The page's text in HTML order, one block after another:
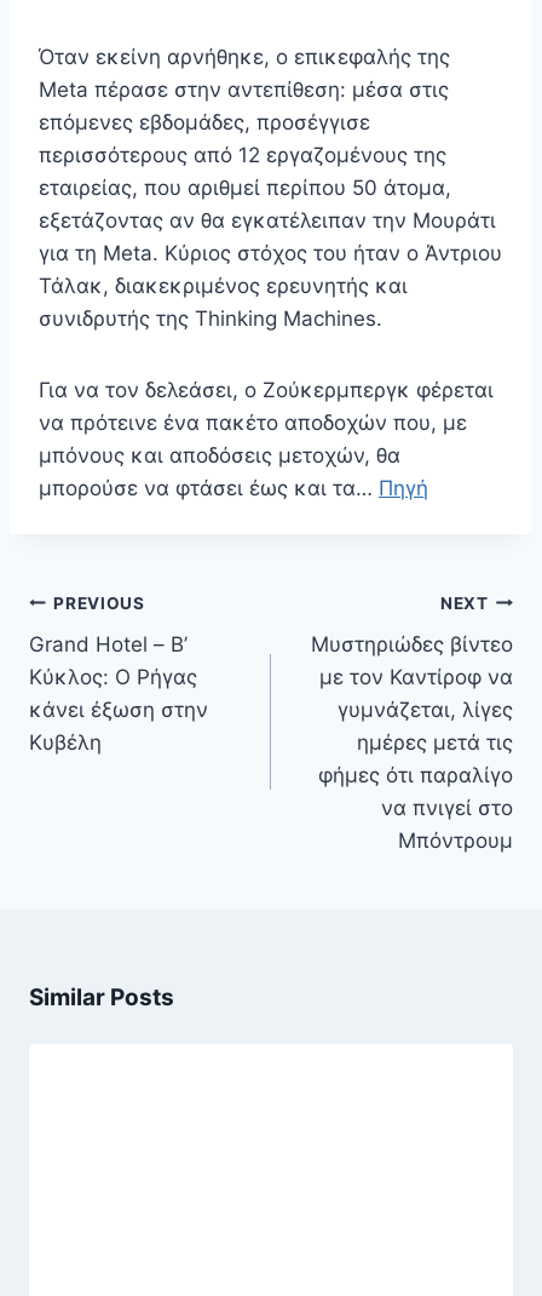
Όταν εκείνη αρνήθηκε, ο επικεφαλής της
Meta πέρασε στην αντεπίθεση: μέσα στις
επόμενες εβδομάδες, προσέγγισε
περισσότερους από 12 εργαζομένους της
εταιρείας, που αριθμεί περίπου 50 άτομα,
εξετάζοντας αν θα εγκατέλειπαν την Μουράτι
για τη Meta. Κύριος στόχος του ήταν ο Άντριου
Τάλακ, διακεκριμένος ερευνητής και
συνιδρυτής της Thinking Machines.
Για να τον δελεάσει, ο Ζούκερμπεργκ φέρεται
να πρότεινε ένα πακέτο αποδοχών που, με
μπόνους και αποδόσεις μετοχών, θα
μπορούσε να φτάσει έως και τα… Πηγή
Πλοήγηση
άρθρων
PREVIOUS
Grand Hotel – Β’
Κύκλος: Ο Ρήγας
κάνει έξωση στην
Κυβέλη
NEXT
Μυστηριώδες βίντεο
με τον Καντίροφ να
γυμνάζεται, λίγες
ημέρες μετά τις
φήμες ότι παραλίγο
να πνιγεί στο
Μπόντρουμ
Similar Posts